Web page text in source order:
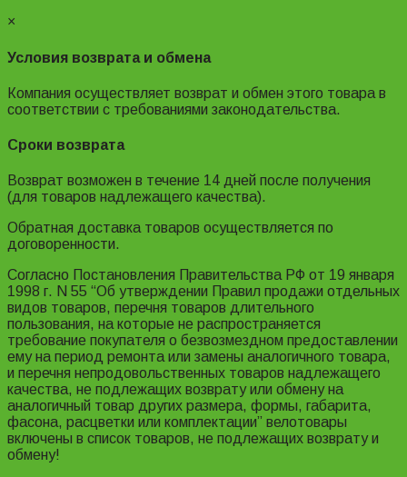
×
Условия возврата и обмена
Компания осуществляет возврат и обмен этого товара в
соответствии с требованиями законодательства.
Сроки возврата
Возврат возможен в течение 14 дней после получения
(для товаров надлежащего качества).
Обратная доставка товаров осуществляется по
договоренности.
Согласно Постановления Правительства РФ от 19 января
1998 г. N 55 “Об утверждении Правил продажи отдельных
видов товаров, перечня товаров длительного
пользования, на которые не распространяется
требование покупателя о безвозмездном предоставлении
ему на период ремонта или замены аналогичного товара,
и перечня непродовольственных товаров надлежащего
качества, не подлежащих возврату или обмену на
аналогичный товар других размера, формы, габарита,
фасона, расцветки или комплектации” велотовары
включены в список товаров, не подлежащих возврату и
обмену!